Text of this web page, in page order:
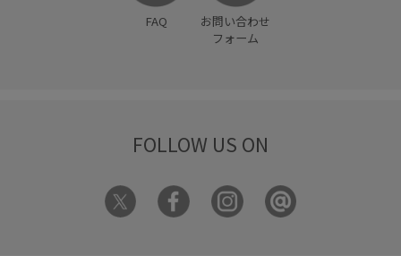
FAQ
お問い合わせ
フォーム
FOLLOW US ON